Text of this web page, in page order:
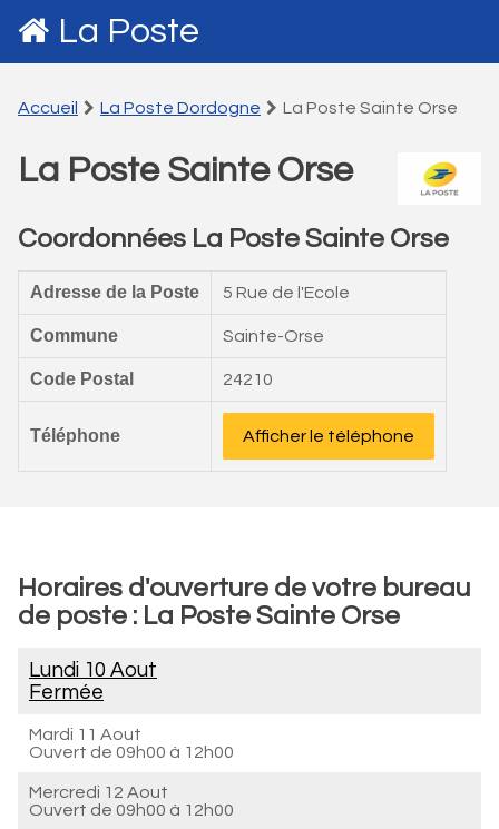
La Poste
Accueil La Poste Dordogne La Poste Sainte Orse
La Poste Sainte Orse
Coordonnées La Poste Sainte Orse
Adresse de la Poste 5 Rue de l'Ecole
Commune Sainte-Orse
Code Postal 24210
Téléphone Afficher le téléphone
Horaires d'ouverture de votre bureau
de poste : La Poste Sainte Orse
Lundi 10 Aout
Fermée
Mardi 11 Aout
Ouvert de 09h00 à 12h00
Mercredi 12 Aout
Ouvert de 09h00 à 12h00